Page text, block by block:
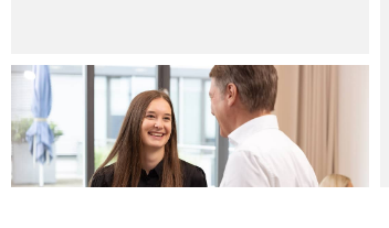
LEISTUNGEN
UNSER LEISTUNGSSPEKTRUM